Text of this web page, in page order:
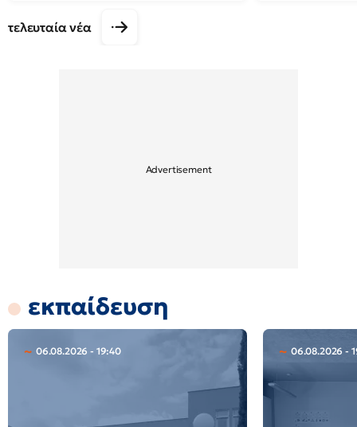
τελευταία νέα
εκπαίδευση
06.08.2026 - 19:40 06.08.2026 -